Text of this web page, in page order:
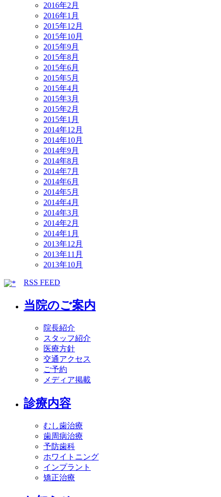
2016年2月
2016年1月
2015年12月
2015年10月
2015年9月
2015年8月
2015年6月
2015年5月
2015年4月
2015年3月
2015年2月
2015年1月
2014年12月
2014年10月
2014年9月
2014年8月
2014年7月
2014年6月
2014年5月
2014年4月
2014年3月
2014年2月
2014年1月
2013年12月
2013年11月
2013年10月
RSS FEED
当院のご案内
院長紹介
スタッフ紹介
医療方針
交通アクセス
ご予約
メディア掲載
診療内容
むし歯治療
歯周病治療
予防歯科
ホワイトニング
インプラント
矯正治療